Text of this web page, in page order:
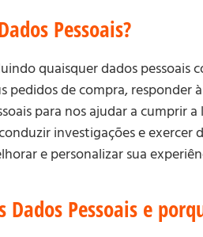
Pessoais?
quaisquer dados
pedidos de compra, responder
para nos ajudar a
investigações e
e personalizar sua
Pessoais e